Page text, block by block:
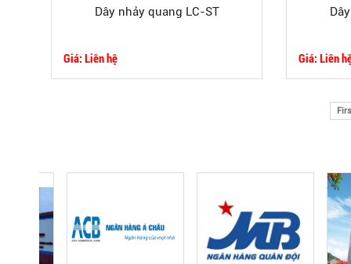
Dây nhảy quang LC-ST
Giá: Liên hệ Giá: Liên